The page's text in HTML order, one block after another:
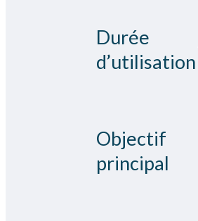
Durée
d’utilisation
Objectif
principal